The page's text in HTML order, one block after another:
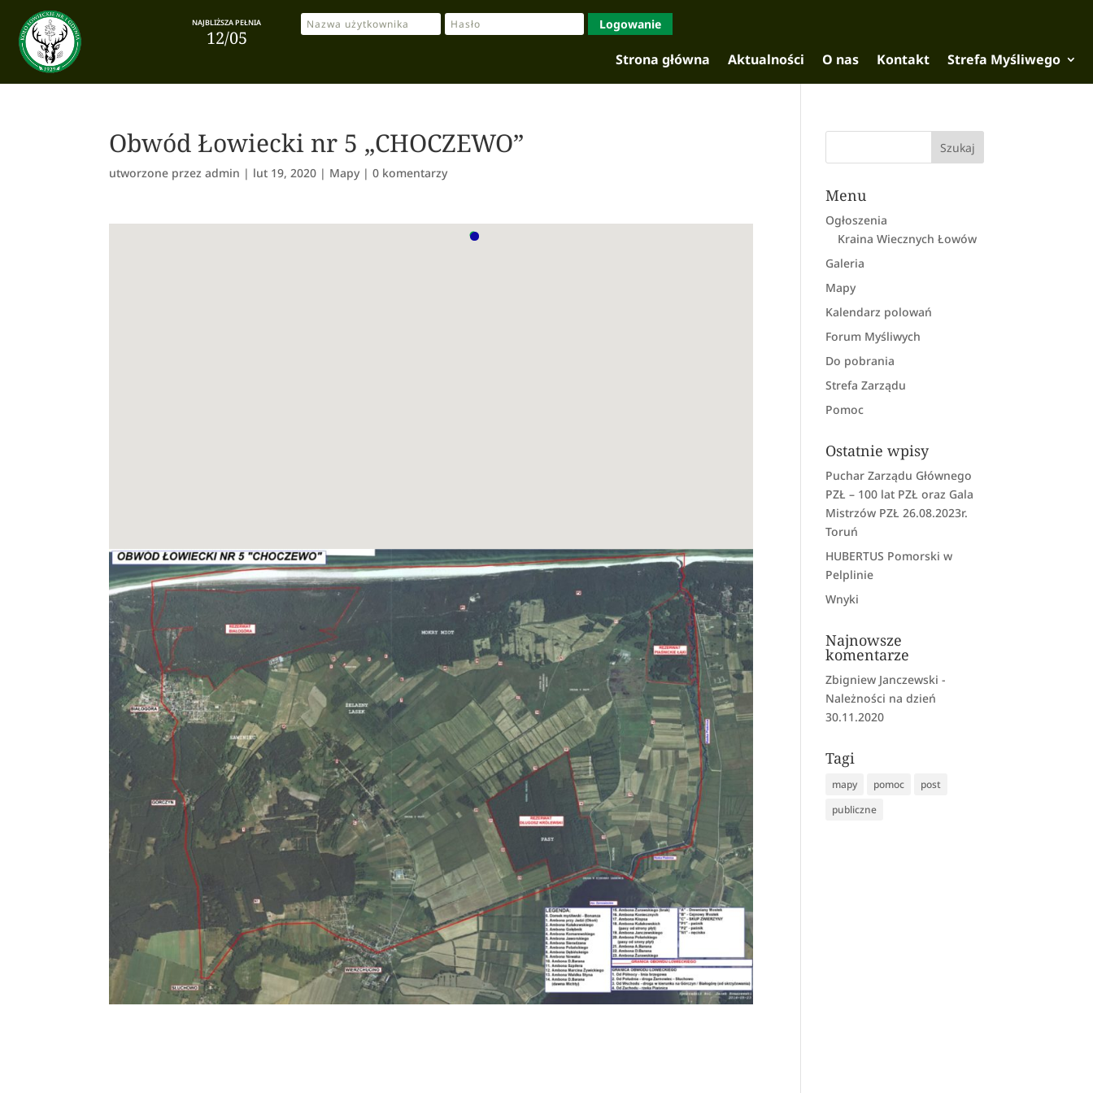
NAJBLIŻSZA PEŁNIA
12/05
Logowanie
Strona główna Aktualności O nas Kontakt Strefa Myśliwego
Obwód Łowiecki nr 5 „CHOCZEWO”
utworzone przezadmin | lut 19, 2020 | Mapy|0 komentarzy
Menu
Ogłoszenia
Kraina Wiecznych Łowów
Galeria
Mapy
Kalendarz polowań
Forum Myśliwych
Do pobrania
Strefa Zarządu
Pomoc
Ostatnie wpisy
Puchar Zarządu Głównego
PZŁ – 100 lat PZŁ oraz Gala
Mistrzów PZŁ 26.08.2023r.
Toruń
HUBERTUS Pomorski w
Pelplinie
Wnyki
Najnowsze
komentarze
Zbigniew Janczewski -
Należności na dzień
30.11.2020
Tagi
mapy pomoc
post
publiczne